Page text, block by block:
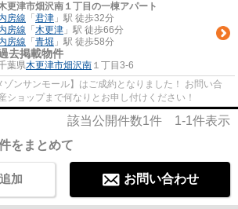
更津市畑沢南１丁目の一棟アパート
房線 「 君津 」駅 徒歩32分
房線 「 木更津 」駅 徒歩66分
房線 「 青堀 」駅 徒歩58分
去掲載物件
葉県木更津市畑沢南 １丁目3-6
ゾンサンモール】はご成約となりました！ お問い合
ショップまで何なりとお申し付けください！
該当公開件数1件 1-1件表示
をまとめて
お問い合わせ
加